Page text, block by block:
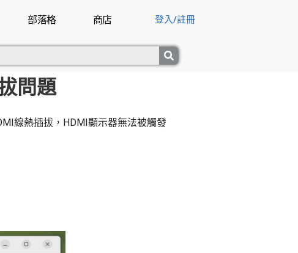
部落格 商店 登入/註冊
問題
線熱插拔，HDMI顯示器無法被觸發